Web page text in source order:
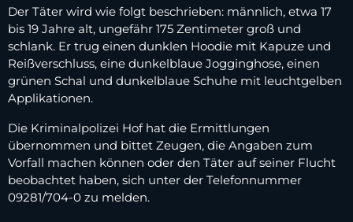
Der Täter wird wie folgt beschrieben: männlich, etwa 17
bis 19 Jahre alt, ungefähr 175 Zentimeter groß und
schlank. Er trug einen dunklen Hoodie mit Kapuze und
Reißverschluss, eine dunkelblaue Jogginghose, einen
grünen Schal und dunkelblaue Schuhe mit leuchtgelben
Applikationen.
Die Kriminalpolizei Hof hat die Ermittlungen
übernommen und bittet Zeugen, die Angaben zum
Vorfall machen können oder den Täter auf seiner Flucht
beobachtet haben, sich unter der Telefonnummer
09281/704-0 zu melden.